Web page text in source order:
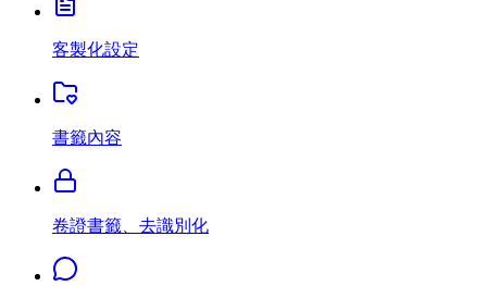
客製化設定
書籤內容
卷證書籤、去識別化